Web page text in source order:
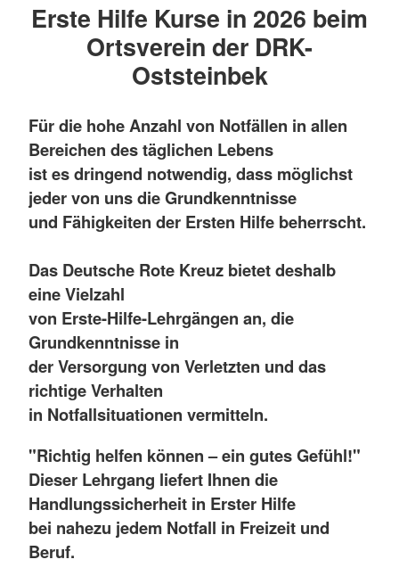
Erste Hilfe Kurse in 2026 beim
Ortsverein der DRK-
Oststeinbek
Für die hohe Anzahl von Notfällen in allen
Bereichen des täglichen Lebens
ist es dringend notwendig, dass möglichst
jeder von uns die Grundkenntnisse
und Fähigkeiten der Ersten Hilfe beherrscht.
Das Deutsche Rote Kreuz bietet deshalb
eine Vielzahl
von Erste-Hilfe-Lehrgängen an, die
Grundkenntnisse in
der Versorgung von Verletzten und das
richtige Verhalten
in Notfallsituationen vermitteln.
"Richtig helfen können – ein gutes Gefühl!"
Dieser Lehrgang liefert Ihnen die
Handlungssicherheit in Erster Hilfe
bei nahezu jedem Notfall in Freizeit und
Beruf.